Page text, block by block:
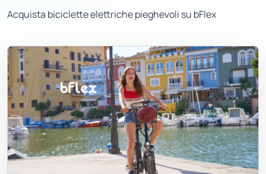
Acquista biciclette elettriche pieghevoli su bFlex